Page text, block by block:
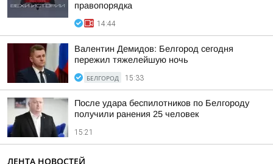
правопорядка
14:44
Валентин Демидов: Белгород сегодня
пережил тяжелейшую ночь
БЕЛГОРОД 15:33
После удара беспилотников по Белгороду
получили ранения 25 человек
15:21
ЛЕНТА НОВОСТЕЙ